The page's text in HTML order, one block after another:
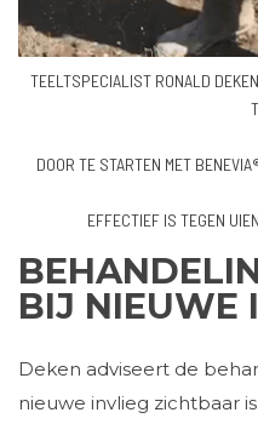
TEELTSPECIALIST RONALD
DOOR TE STARTEN MET
EFFECTIEF IS TEGEN
BIJ NIEUWE
Deken adviseert de
nieuwe invlieg zichtbaar